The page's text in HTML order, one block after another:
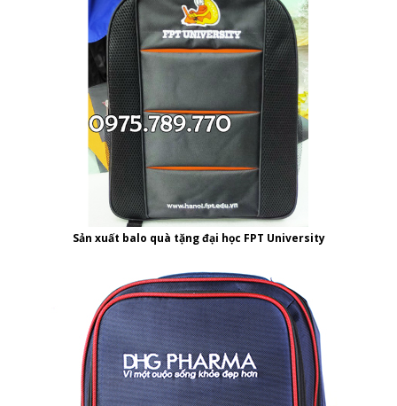
Sản xuất balo quà tặng đại học FPT University